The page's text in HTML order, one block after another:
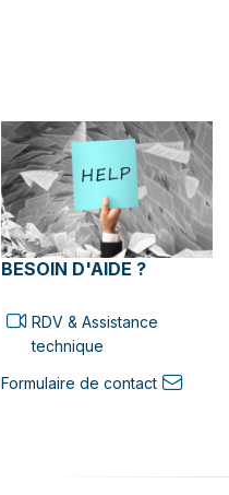
BESOIN D'AIDE ?
RDV & Assistance
technique
Formulaire de contact